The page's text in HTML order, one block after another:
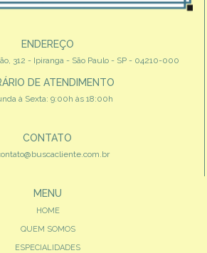
ENDEREÇO
312 - Ipiranga - São Paulo - SP - 04210-000
DE ATENDIMENTO
à Sexta: 9:00h às 18:00h
CONTATO
MENU
HOME
QUEM SOMOS
ESPECIALIDADES